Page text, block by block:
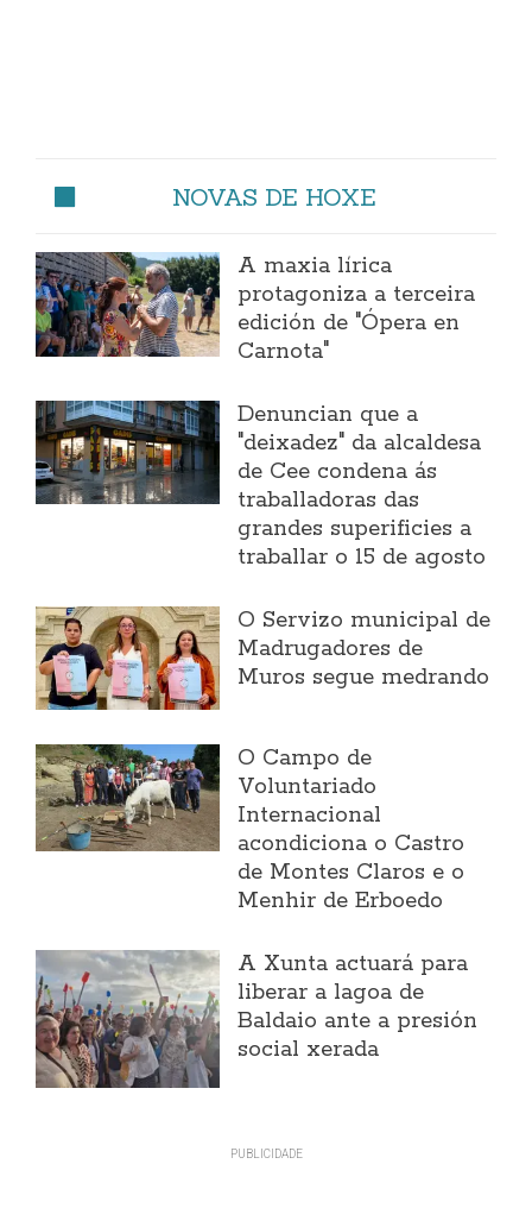
NOVAS DE HOXE
A maxia lírica
protagoniza a terceira
edición de "Ópera en
Carnota"
Denuncian que a
"deixadez" da alcaldesa
de Cee condena ás
traballadoras das
grandes superificies a
traballar o 15 de agosto
O Servizo municipal de
Madrugadores de
Muros segue medrando
O Campo de
Voluntariado
Internacional
acondiciona o Castro
de Montes Claros e o
Menhir de Erboedo
A Xunta actuará para
liberar a lagoa de
Baldaio ante a presión
social xerada